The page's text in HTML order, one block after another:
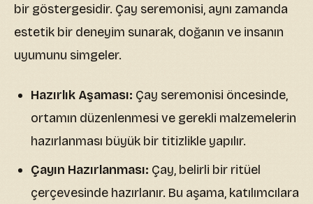
bir göstergesidir. Çay seremonisi, aynı zamanda
estetik bir deneyim sunarak, doğanın ve insanın
uyumunu simgeler.
Hazırlık Aşaması: Çay seremonisi öncesinde,
ortamın düzenlenmesi ve gerekli malzemelerin
hazırlanması büyük bir titizlikle yapılır.
Çayın Hazırlanması: Çay, belirli bir ritüel
çerçevesinde hazırlanır. Bu aşama, katılımcılara